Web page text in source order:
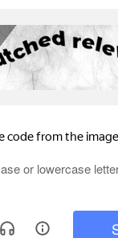
-70%